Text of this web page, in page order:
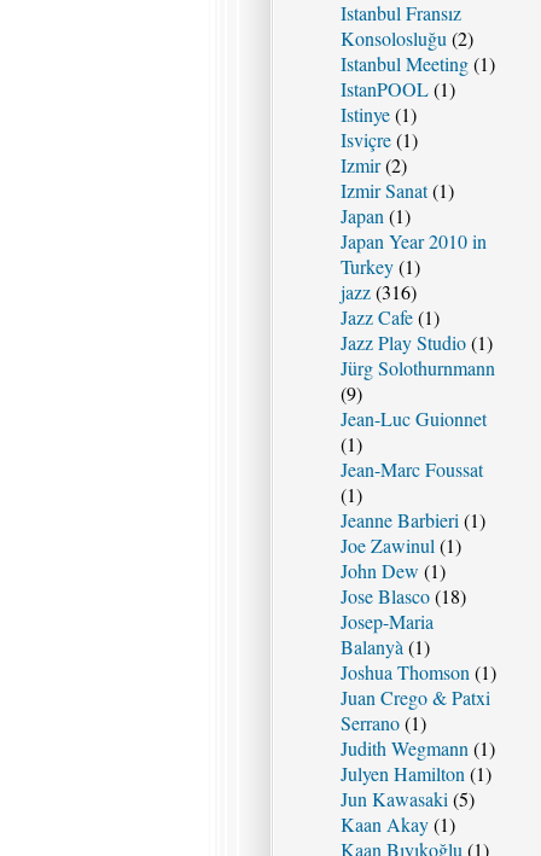
Istanbul Fransız
Konsolosluğu (2)
Istanbul Meeting(1)
IstanPOOL(1)
Istinye(1)
Isviçre(1)
Izmir(2)
Izmir Sanat(1)
Japan (1)
Japan Year 2010 in
Turkey(1)
jazz(316)
Jazz Cafe(1)
Jazz Play Studio(1)
Jürg Solothurnmann
(9)
Jean-Luc Guionnet
(1)
Jean-Marc Foussat
(1)
Jeanne Barbieri (1)
Joe Zawinul (1)
John Dew (1)
Jose Blasco(18)
Josep-Maria
Balanyà (1)
Joshua Thomson (1)
Juan Crego & Patxi
Serrano(1)
Judith Wegmann (1)
Julyen Hamilton (1)
Jun Kawasaki (5)
Kaan Akay(1)
Kaan Bıyıkoğlu (1)